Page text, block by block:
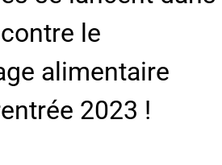
le
alimentaire
2023 !